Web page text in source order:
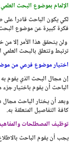
الإلمام بموضوع البحث
لكي يكون الباحث قادرا
فكرة كبيرة عن موضوع البحث
ولن يتحقق هذا الأمر إلا
ترتبط وتتعلق بالبحث العلمي
اختيار موضوع فرعي من
إن مجال البحث الذي يقوم
الباحث أن يقوم باختيار
وبعد أن يختار الباحث مجال
كافة التفاصيل المتعلقة به.
توظيف المصطلحات
يجب أن يقوم الباحث